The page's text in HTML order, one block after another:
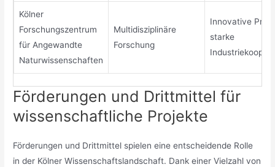
Kölner
Forschungszentrum
für Angewandte
Naturwissenschaften
Multidisziplinäre
Forschung
Innovative
starke
Förderungen und Drittmittel für
wissenschaftliche Projekte
Förderungen und Drittmittel spielen eine entscheidende Rolle
in der Kölner Wissenschaftslandschaft. Dank einer Vielzahl von